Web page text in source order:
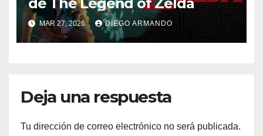
MAR 27, 2026 DIEGO ARMANDO
Deja una respuesta
Tu dirección de correo electrónico no será publicada.